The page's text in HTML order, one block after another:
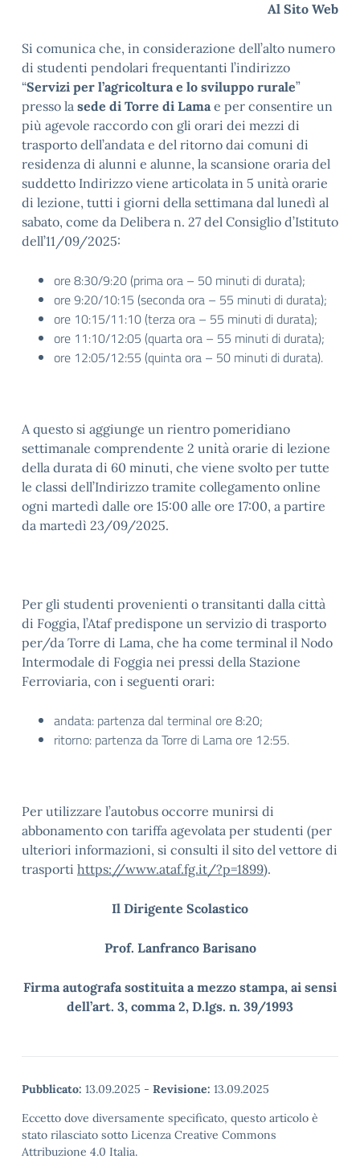
Al Sito Web
Si comunica che, in considerazione dell’alto numero
di studenti pendolari frequentanti l’indirizzo
“Servizi per l’agricoltura e lo sviluppo rurale”
presso la sede di Torre di Lamae per consentire un
più agevole raccordo con gli orari dei mezzi di
trasporto dell’andata e del ritorno dai comuni di
residenza di alunni e alunne, la scansione oraria del
suddetto Indirizzo viene articolata in 5 unità orarie
di lezione, tutti i giorni della settimana dal lunedì al
sabato, come da Delibera n. 27 del Consiglio d’Istituto
dell’11/09/2025:
ore 8:30/9:20 (prima ora – 50 minuti di durata);
ore 9:20/10:15 (seconda ora – 55 minuti di durata);
ore 10:15/11:10 (terza ora – 55 minuti di durata);
ore 11:10/12:05 (quarta ora – 55 minuti di durata);
ore 12:05/12:55 (quinta ora – 50 minuti di durata).
A questo si aggiunge un rientro pomeridiano
settimanale comprendente 2 unità orarie di lezione
della durata di 60 minuti, che viene svolto per tutte
le classi dell’Indirizzo tramite collegamento online
ogni martedì dalle ore 15:00 alle ore 17:00, a partire
da martedì 23/09/2025.
Per gli studenti provenienti o transitanti dalla città
di Foggia, l’Ataf predispone un servizio di trasporto
per/da Torre di Lama, che ha come terminal il Nodo
Intermodale di Foggia nei pressi della Stazione
Ferroviaria, con i seguenti orari:
andata: partenza dal terminal ore 8:20;
ritorno: partenza da Torre di Lama ore 12:55.
Per utilizzare l’autobus occorre munirsi di
abbonamento con tariffa agevolata per studenti (per
ulteriori informazioni, si consulti il sito del vettore di
trasporti https://www.ataf.fg.it/?p=1899).
Il Dirigente Scolastico
Prof. Lanfranco Barisano
Firma autografa sostituita a mezzo stampa, ai sensi
dell’art. 3, comma 2, D.lgs. n. 39/1993
Pubblicato: 13.09.2025 - Revisione: 13.09.2025
Eccetto dove diversamente specificato, questo articolo è
stato rilasciato sotto Licenza Creative Commons
Attribuzione 4.0 Italia.